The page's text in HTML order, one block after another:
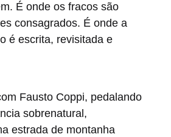
É onde os fracos são
consagrados. É onde a
é escrita, revisitada e
Fausto Coppi, pedalando
sobrenatural,
estrada de montanha